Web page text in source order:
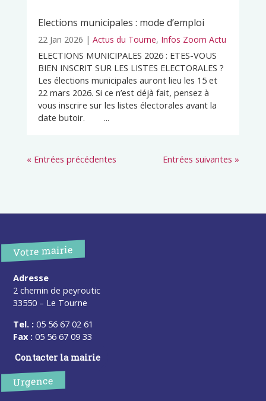
Elections municipales : mode d’emploi
22 Jan 2026 | Actus du Tourne, Infos Zoom Actu
ELECTIONS MUNICIPALES 2026 : ETES-VOUS
BIEN INSCRIT SUR LES LISTES ELECTORALES ?
Les élections municipales auront lieu les 15 et
22 mars 2026. Si ce n’est déjà fait, pensez à
vous inscrire sur les listes électorales avant la
date butoir. ...
« Entrées précédentes Entrées suivantes »
Votre mairie
Adresse
2 chemin de peyroutic
33550 – Le Tourne
Tel. : 05 56 67 02 61
Fax : 05 56 67 09 33
Contacter la mairie
Urgence